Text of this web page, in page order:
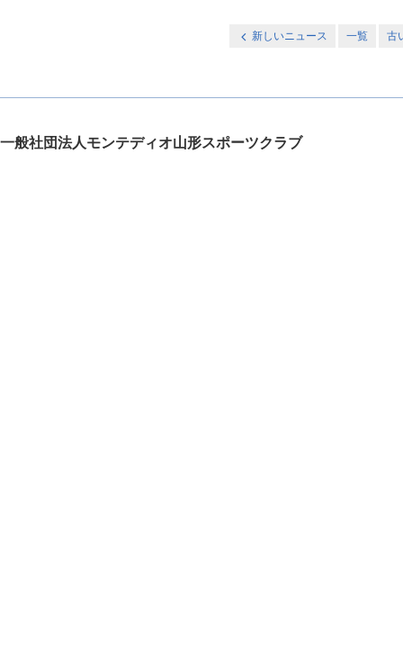
新しいニュース 一覧 古
一般社団法人モンテディオ山形スポーツクラブ